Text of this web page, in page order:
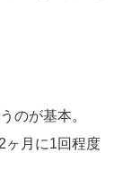
のが基本。
ヶ月に1回程度